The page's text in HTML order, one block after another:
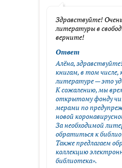
Здравствуйте!
литературы в
верните!
Ответ
Алёна,
книгам, в том числе,
литературе — это
К сожалению, мы
открытому фонду
мерами по
новой
За необходимой
обратиться к
Также предлагаем
коллекцию
библиотека».